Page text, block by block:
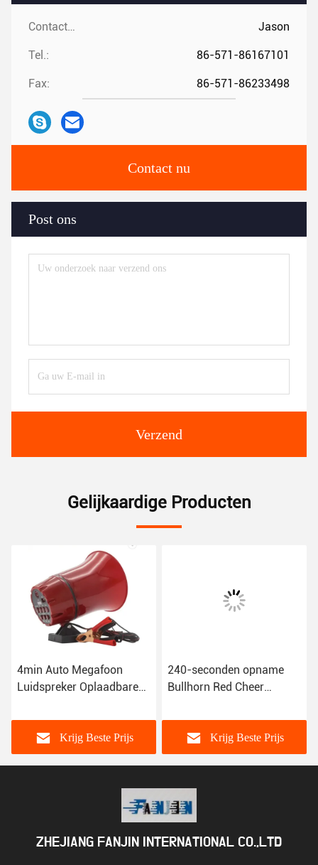
Contacten: Jason
Tel.: 86-571-86167101
Fax: 86-571-86233498
Contact nu
Post ons
Verzend
Gelijkaardige Producten
4min Auto Megafoon
Luidspreker Oplaadbare
Voor Reclame
Krijg Beste Prijs
240-seconden opname
Bullhorn Red Cheer
toespraak
Krijg Beste Prijs
ZHEJIANG FANJIN INTERNATIONAL CO.,LTD